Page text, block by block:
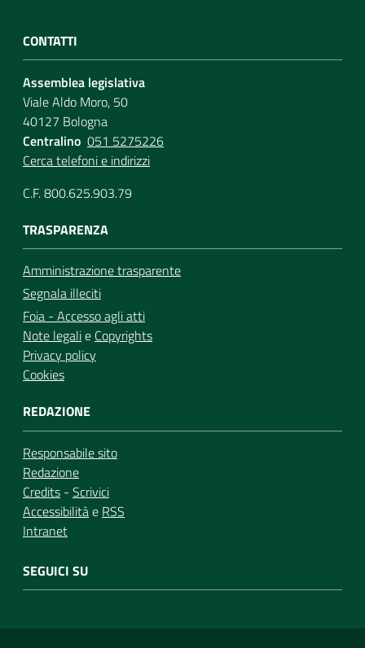
CONTATTI
Assemblea legislativa
Viale Aldo Moro, 50
40127 Bologna
Centralino 051 5275226
Cerca telefoni e indirizzi
C.F. 800.625.903.79
TRASPARENZA
Amministrazione trasparente
Segnala illeciti
Foia - Accesso agli atti
Note legalie Copyrights
Privacy policy
Cookies
REDAZIONE
Responsabile sito
Redazione
Credits - Scrivici
Accessibilitàe RSS
Intranet
SEGUICI SU